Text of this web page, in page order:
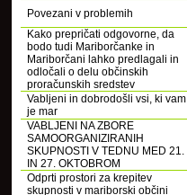
Povezani v problemih
Kako prepričati odgovorne, da
bodo tudi Mariborčanke in
Mariborčani lahko predlagali in
odločali o delu občinskih
proračunskih sredstev
Vabljeni in dobrodošli vsi, ki vam
je mar
VABLJENI NA ZBORE
SAMOORGANIZIRANIH
SKUPNOSTI V TEDNU MED 21.
IN 27. OKTOBROM
Odprti prostori za krepitev
skupnosti v mariborski občini